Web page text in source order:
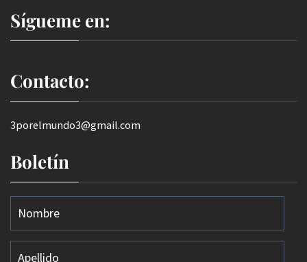
Sígueme en:
Contacto:
3porelmundo3@gmail.com
Boletín